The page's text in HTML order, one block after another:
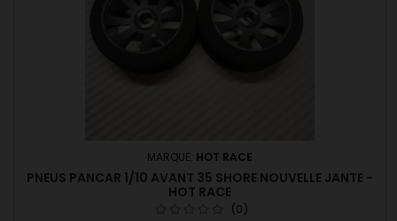
MARQUE: HOT RACE
PNEUS PANCAR 1/10 AVANT 35 SHORE NOUVELLE JANTE -
HOT RACE
(0)